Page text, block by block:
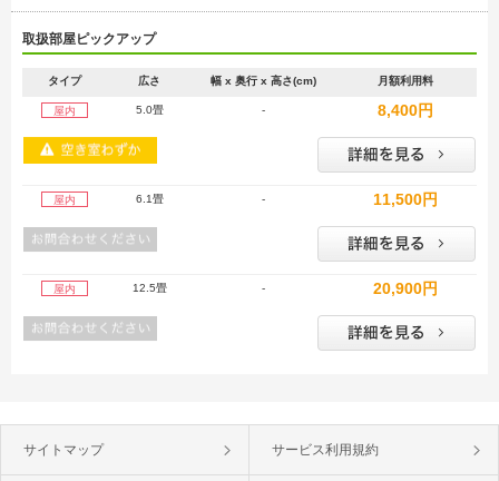
取扱部屋ピックアップ
タイプ 広さ 幅 x 奥行 x 高さ(cm) 月額利用料
屋内 5.0畳 - 8,400円
屋内 6.1畳 - 11,500円
屋内 12.5畳 - 20,900円
サイトマップ サービス利用規約